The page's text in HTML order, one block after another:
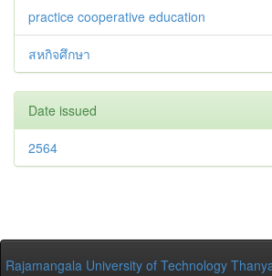
practice cooperative education
สหกิจศึกษา
Date issued
2564
Rajamangala University of Technology